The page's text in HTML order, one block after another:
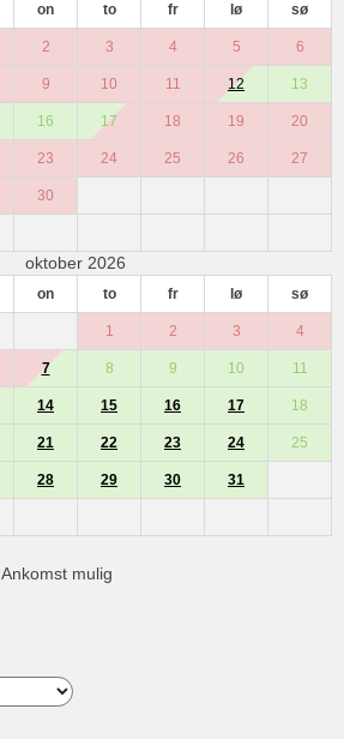
on to fr lø sø
2 3 4 5 6
9 10 11 12 13
16 17 18 19 20
23 24 25 26 27
30
oktober 2026
on to fr lø sø
1 2 3 4
7 8 9 10 11
14 15 16 17 18
21 22 23 24 25
28 29 30 31
Ankomst mulig